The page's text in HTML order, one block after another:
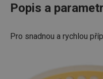
Popis a
Pro snadnou a rychlou